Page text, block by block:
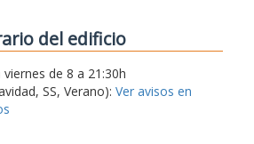
del edificio
de 8 a 21:30h
SS, Verano): Ver avisos en